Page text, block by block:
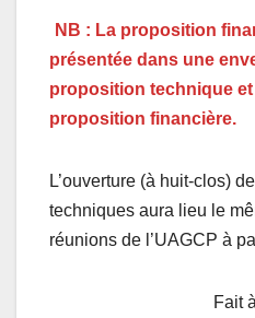
NB : La proposition
présentée dans une
proposition technique
proposition financière.
L’ouverture (à huit-clos)
techniques aura lieu le
réunions de l’UAGCP à
Fait